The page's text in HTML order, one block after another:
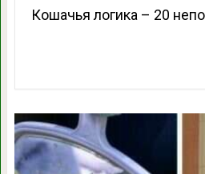
Кошачья логика – 20